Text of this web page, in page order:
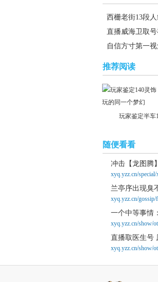
西栅老街13段
直播威海卫取
自信方寸第一
推荐阅读
玩家鉴定半车
随便看看
冲击【龙图腾
xyq.yzz.cn/
兰亭序出现臭
xyq.yzz.cn/gossip/
一个中等事情
xyq.yzz.cn/show/
直播取医生号
xyq.yzz.cn/show/